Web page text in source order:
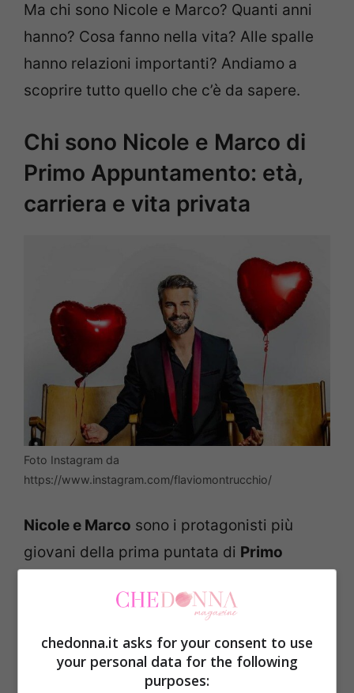
Ma chi sono Nicole e Marco? Quanti anni
hanno? Cosa fanno nella vita? Alle spalle
hanno relazioni importanti? Andiamo a
scoprire tutto quello che c’è da sapere.
Chi sono Nicole e Marco di
Primo Appuntamento: età,
carriera e vita privata
Foto Instagram da
https://www.instagram.com/flaviomontrucchio/
Nicole e Marco sono i protagonisti più
giovani della prima puntata di Primo
il ristorante del programma di Real Time,
apre le porte a Nicole e Marco che,
giovanissimi, sperano di trovare l’amore.
chedonna.it asks for your consent to use
your personal data for the following
purposes: